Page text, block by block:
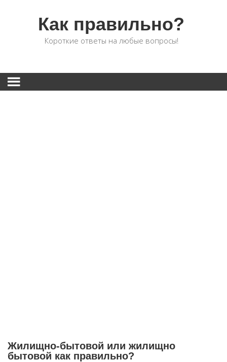
Как правильно?
Короткие ответы на любые вопросы!
Жилищно-бытовой или жилищно
бытовой как правильно?